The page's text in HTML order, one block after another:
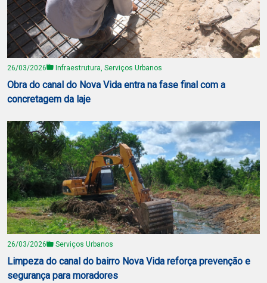
26/03/2026 Infraestrutura, Serviços Urbanos
Obra do canal do Nova Vida entra na fase final com a
concretagem da laje
26/03/2026 Serviços Urbanos
Limpeza do canal do bairro Nova Vida reforça prevenção e
segurança para moradores